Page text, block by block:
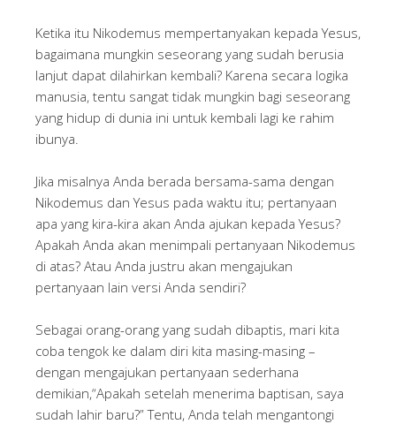
Ketika itu Nikodemus mempertanyakan kepada Yesus,
bagaimana mungkin seseorang yang sudah berusia
lanjut dapat dilahirkan kembali? Karena secara logika
manusia, tentu sangat tidak mungkin bagi seseorang
yang hidup di dunia ini untuk kembali lagi ke rahim
ibunya.
Jika misalnya Anda berada bersama-sama dengan
Nikodemus dan Yesus pada waktu itu; pertanyaan
apa yang kira-kira akan Anda ajukan kepada Yesus?
Apakah Anda akan menimpali pertanyaan Nikodemus
di atas? Atau Anda justru akan mengajukan
pertanyaan lain versi Anda sendiri?
Sebagai orang-orang yang sudah dibaptis, mari kita
coba tengok ke dalam diri kita masing-masing –
dengan mengajukan pertanyaan sederhana
demikian,“Apakah setelah menerima baptisan, saya
sudah lahir baru?” Tentu, Anda telah mengantongi